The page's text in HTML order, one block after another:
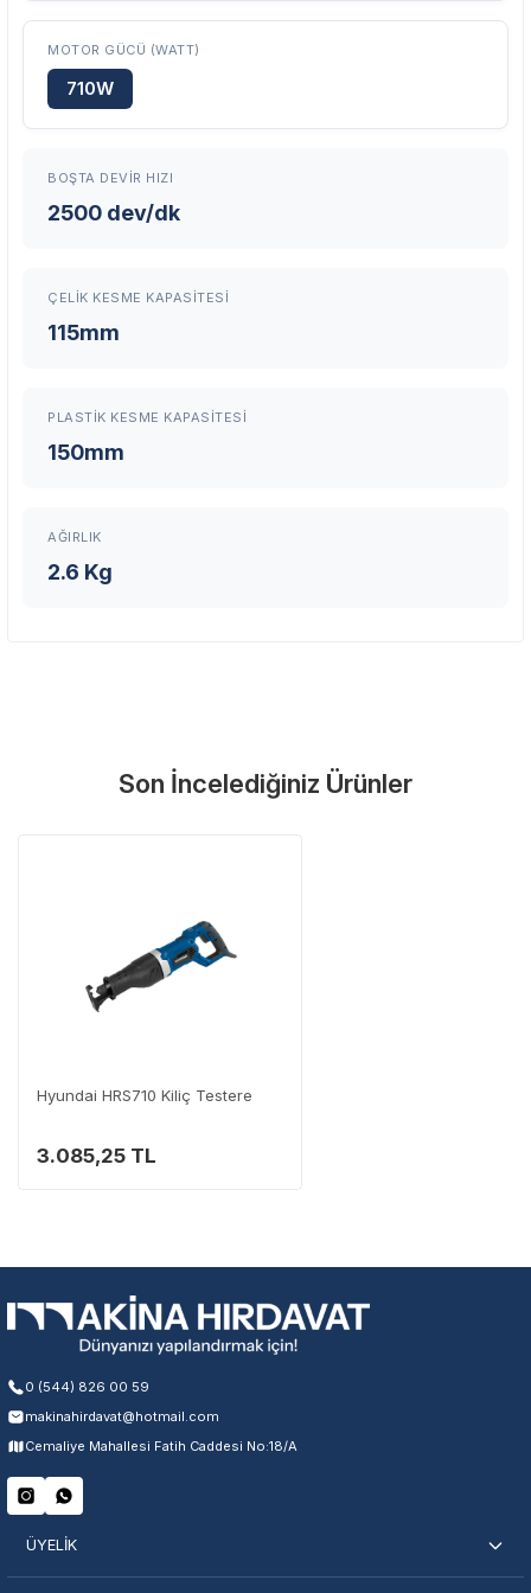
Garanti Kapsamı
Üretim ve malzeme hataları
Ücretsiz onarım veya değişim
Servisi Nasıl Bulurum?
MOTOR GÜCÜ (WATT)
710W
BOŞTA DEVIR HIZI
2500 dev/dk
ÇELIK KESME KAPASITESI
115mm
PLASTIK KESME KAPASITESI
150mm
AĞIRLIK
2.6 Kg
Son İncelediğiniz Ürünler
Hyundai HRS710 Kiliç Testere
3.085,25 TL
0 (544) 826 00 59
makinahirdavat@hotmail.com
Cemaliye Mahallesi Fatih Caddesi No:18/A
ÜYELİK